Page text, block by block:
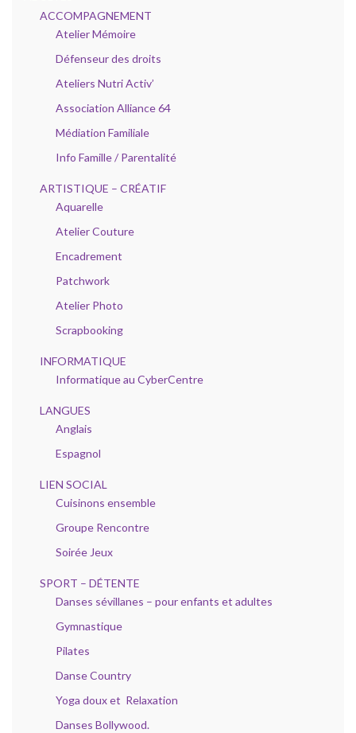
ACCOMPAGNEMENT
Atelier Mémoire
Défenseur des droits
Ateliers Nutri Activ’
Association Alliance 64
Médiation Familiale
Info Famille / Parentalité
ARTISTIQUE – CRÉATIF
Aquarelle
Atelier Couture
Encadrement
Patchwork
Atelier Photo
Scrapbooking
INFORMATIQUE
Informatique au CyberCentre
LANGUES
Anglais
Espagnol
LIEN SOCIAL
Cuisinons ensemble
Groupe Rencontre
Soirée Jeux
SPORT – DÉTENTE
Danses sévillanes – pour enfants et adultes
Gymnastique
Pilates
Danse Country
Yoga doux et Relaxation
Danses Bollywood.